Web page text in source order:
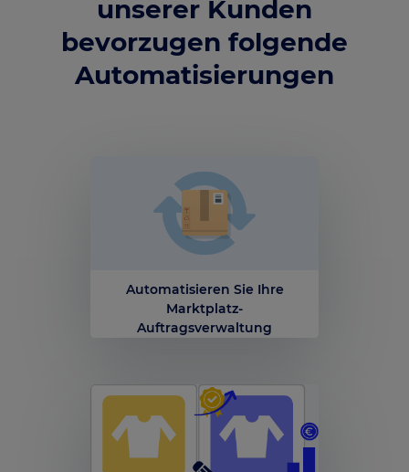
unserer Kunden
bevorzugen folgende
Automatisierungen
Automatisieren Sie Ihre
Marktplatz-
Auftragsverwaltung